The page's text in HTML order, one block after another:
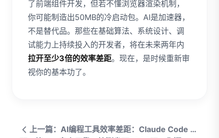
了前端组件开发，但若不懂浏览器渲染机制，
你可能制造出50MB的冷启动包。AI是加速器，
不是替代品。那些在基础算法、系统设计、调
试能力上持续投入的开发者，将在未来两年内
拉开至少3倍的效率差距。现在，是时候重新审
视你的基本功了。
上一篇：AI编程工具效率差距：Claude Code vs Cursor实测报告